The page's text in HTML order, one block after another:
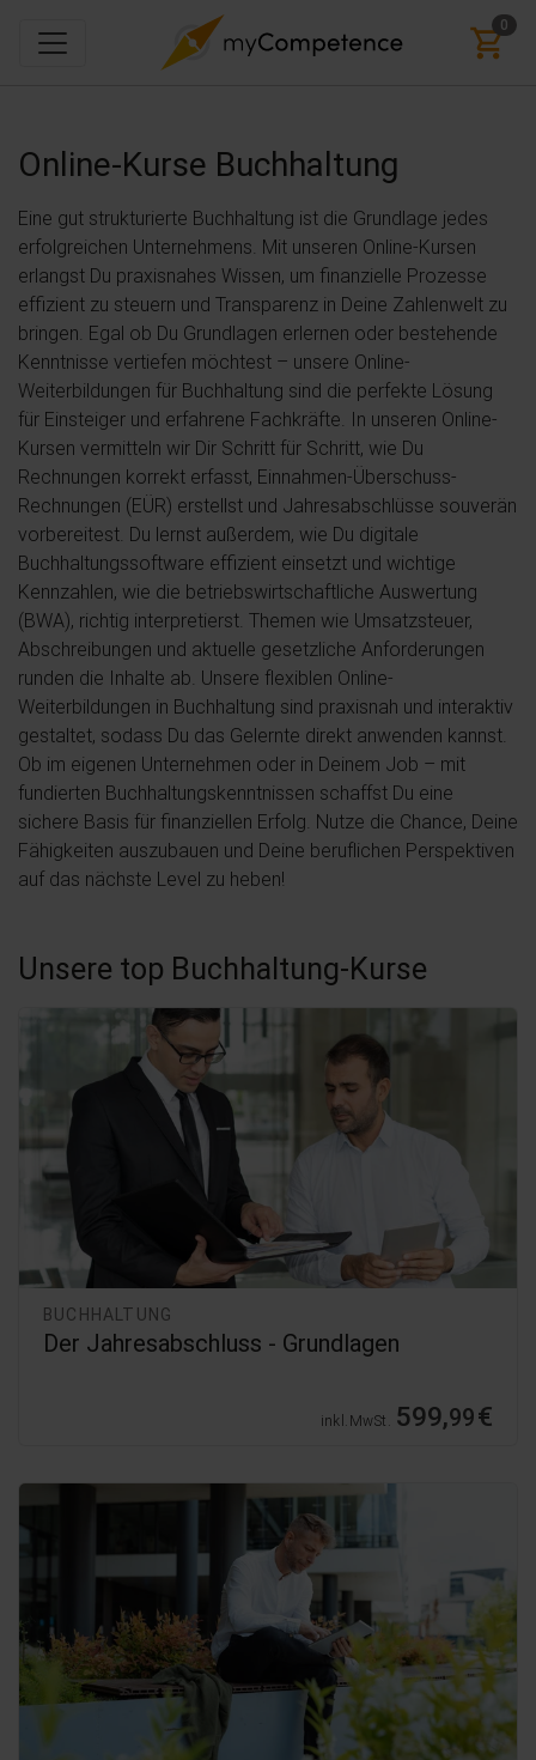
0
Online-Kurse Buchhaltung
Eine gut strukturierte Buchhaltung ist die Grundlage jedes
erfolgreichen Unternehmens. Mit unseren Online-Kursen
erlangst Du praxisnahes Wissen, um finanzielle Prozesse
effizient zu steuern und Transparenz in Deine Zahlenwelt zu
bringen. Egal ob Du Grundlagen erlernen oder bestehende
Kenntnisse vertiefen möchtest – unsere Online-
Weiterbildungen für Buchhaltung sind die perfekte Lösung
für Einsteiger und erfahrene Fachkräfte. In unseren Online-
Kursen vermitteln wir Dir Schritt für Schritt, wie Du
Rechnungen korrekt erfasst, Einnahmen-Überschuss-
Rechnungen (EÜR) erstellst und Jahresabschlüsse souverän
vorbereitest. Du lernst außerdem, wie Du digitale
Buchhaltungssoftware effizient einsetzt und wichtige
Kennzahlen, wie die betriebswirtschaftliche Auswertung
(BWA), richtig interpretierst. Themen wie Umsatzsteuer,
Abschreibungen und aktuelle gesetzliche Anforderungen
runden die Inhalte ab. Unsere flexiblen Online-
Weiterbildungen in Buchhaltung sind praxisnah und interaktiv
gestaltet, sodass Du das Gelernte direkt anwenden kannst.
Ob im eigenen Unternehmen oder in Deinem Job – mit
fundierten Buchhaltungskenntnissen schaffst Du eine
sichere Basis für finanziellen Erfolg. Nutze die Chance, Deine
Fähigkeiten auszubauen und Deine beruflichen Perspektiven
auf das nächste Level zu heben!
Unsere top Buchhaltung-Kurse
BUCHHALTUNG
Der Jahresabschluss - Grundlagen
inkl. MwSt. 599,99€